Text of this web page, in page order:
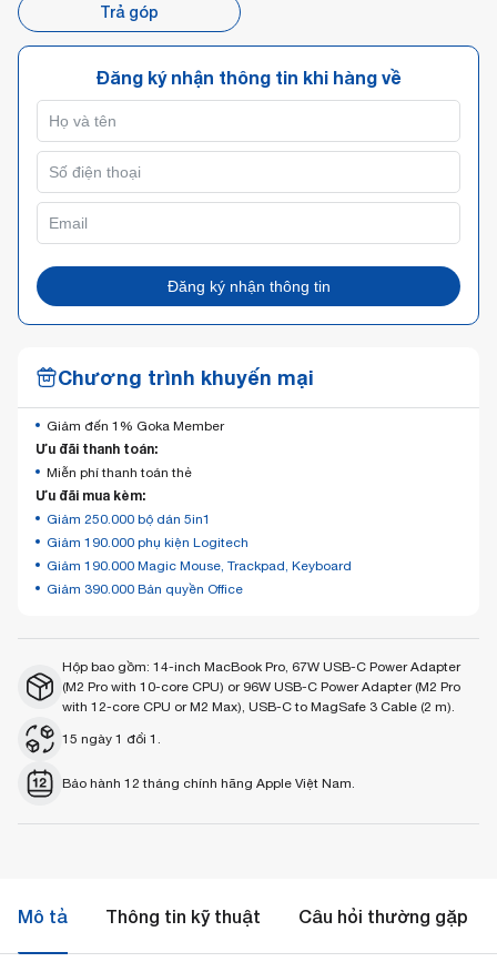
Trả góp
Đăng ký nhận thông tin khi hàng về
Đăng ký nhận thông tin
Chương trình khuyến mại
Giảm đến 1% Goka Member
Ưu đãi thanh toán:
Miễn phí thanh toán thẻ
Ưu đãi mua kèm:
Giảm 250.000 bộ dán 5in1
Giảm 190.000 phụ kiện Logitech
Giảm 190.000 Magic Mouse, Trackpad, Keyboard
Giảm 390.000 Bản quyền Office
Hộp bao gồm: 14-inch MacBook Pro, 67W USB-C Power Adapter
(M2 Pro with 10-core CPU) or 96W USB-C Power Adapter (M2 Pro
with 12-core CPU or M2 Max), USB-C to MagSafe 3 Cable (2 m).
15 ngày 1 đổi 1.
Bảo hành 12 tháng chính hãng Apple Việt Nam.
Mô tả Thông tin kỹ thuật Câu hỏi thường gặp